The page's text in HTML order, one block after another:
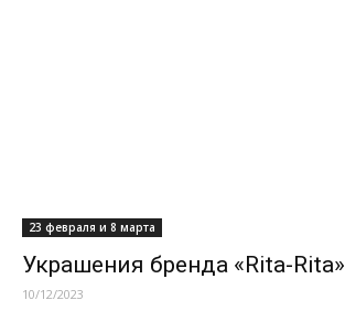
23 февраля и 8 марта
Украшения бренда «Rita-Rita»
10/12/2023